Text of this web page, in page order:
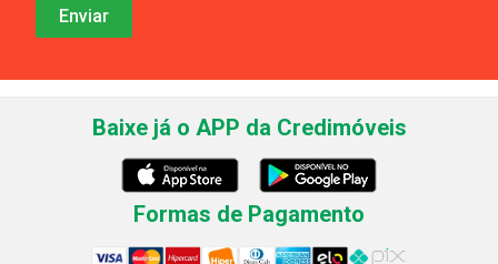
Baixe já o APP da Credimóveis
Formas de Pagamento